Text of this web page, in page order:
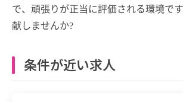
で、頑張りが正当に評価される環境で
献しませんか?
条件が近い求人